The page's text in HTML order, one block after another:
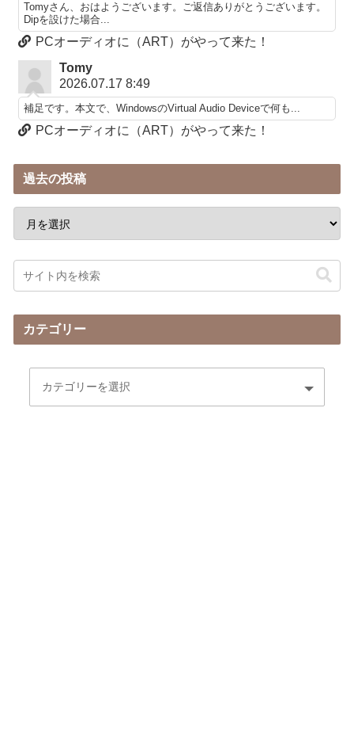
Tomyさん、おはようございます。ご返信ありがとうございます。
Dipを設けた場合...
PCオーディオに（ART）がやって来た！
Tomy
2026.07.17 8:49
補足です。本文で、WindowsのVirtual Audio Deviceで何も...
PCオーディオに（ART）がやって来た！
過去の投稿
カテゴリー